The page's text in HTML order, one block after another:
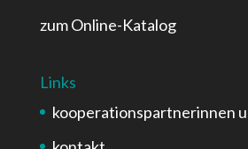
zum Online-Katalog
Links
kooperationspartnerinnen